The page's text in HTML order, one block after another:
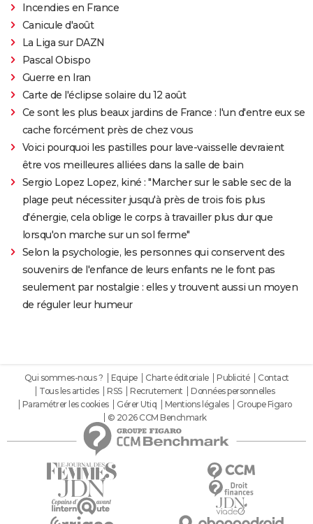
Incendies en France
Canicule d'août
La Liga sur DAZN
Pascal Obispo
Guerre en Iran
Carte de l'éclipse solaire du 12 août
Ce sont les plus beaux jardins de France : l'un d'entre eux se
cache forcément près de chez vous
Voici pourquoi les pastilles pour lave-vaisselle devraient
être vos meilleures alliées dans la salle de bain
Sergio Lopez Lopez, kiné : "Marcher sur le sable sec de la
plage peut nécessiter jusqu'à près de trois fois plus
d'énergie, cela oblige le corps à travailler plus dur que
lorsqu'on marche sur un sol ferme"
Selon la psychologie, les personnes qui conservent des
souvenirs de l'enfance de leurs enfants ne le font pas
seulement par nostalgie : elles y trouvent aussi un moyen
de réguler leur humeur
Qui sommes-nous ? Equipe Charte éditoriale Publicité
Contact
Tous les articles
RSS Recrutement
Données personnelles
Paramétrer les cookies
Gérer Utiq Mentions légales
Groupe Figaro
© 2026 CCM Benchmark